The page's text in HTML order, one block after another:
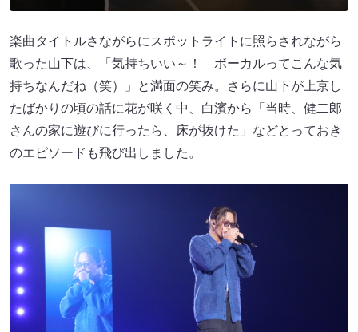
楽曲タイトルさながらにスポットライトに照らされながら
歌った山下は、「気持ちいい～！ ボーカルってこんな気
持ちなんだね（笑）」と満面の笑み。さらに山下が上京し
たばかりの頃の話に花が咲く中、白濱から「当時、健二郎
さんの家に遊びに行ったら、床が抜けた」などとっておき
のエピソードも飛び出しました。